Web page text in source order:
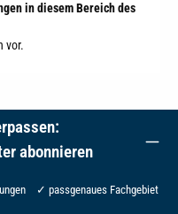
in diesem Bereich des
vor.
abonnieren
✓ passgenaues Fachgebiet